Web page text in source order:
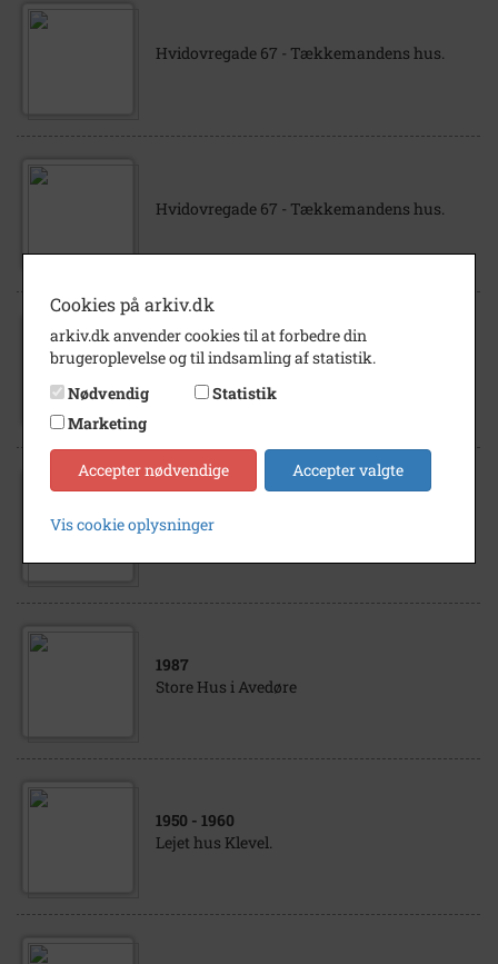
Hvidovregade 67 - Tækkemandens hus.
Hvidovregade 67 - Tækkemandens hus.
Hvidovregade 67 - Tækkemandens hus.
Vejen til vaskemandens hus
1987
Store Hus i Avedøre
1950 - 1960
Lejet hus Klevel.
Cookies på arkiv.dk
arkiv.dk anvender cookies til at forbedre din
brugeroplevelse og til indsamling af statistik.
Nødvendig
Statistik
Marketing
Accepter nødvendige Accepter valgte
Vis cookie oplysninger